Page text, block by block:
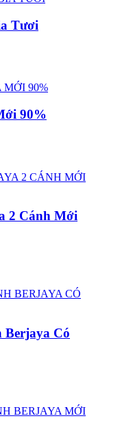
Tươi
90%
2 Cánh Mới
Có